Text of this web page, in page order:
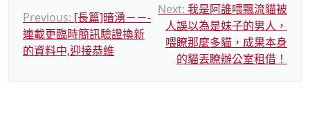
文
章
導
Previous: [長篇]暗湧－－-
連載更臨時簡訊驗證換新
的資料中,迎接恭維
Next: 我是阿誰喂飄流貓被
人誤以為是妹子的男人，
喂瞭那麼多貓，成果本身
的貓丟瞭辦公室租借！